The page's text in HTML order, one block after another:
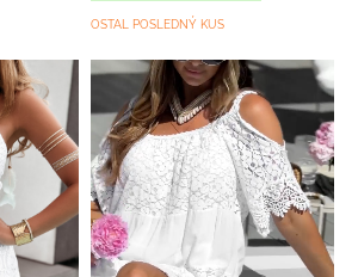
OSTAL POSLEDNÝ KUS